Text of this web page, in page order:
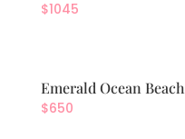
$1045
Emerald Ocean Beach
$650